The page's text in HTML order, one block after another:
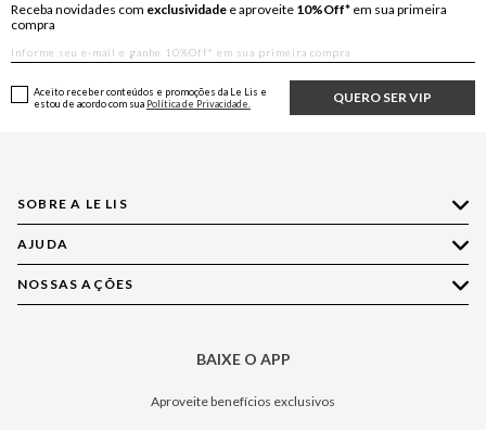
Receba novidades com exclusividade e aproveite 10%Off* em sua primeira
compra
QUERO SER VIP
Aceito receber conteúdos e promoções da Le Lis e
estou de acordo com sua Política de Privacidade.
SOBRE A LE LIS
Quem Somos
Nossas Lojas
Política de Privacidade
AJUDA
Compre pelo WhatsApp
Central de Relacionamento
NOSSAS AÇÕES
BAIXE O APP
Aproveite benefícios exclusivos